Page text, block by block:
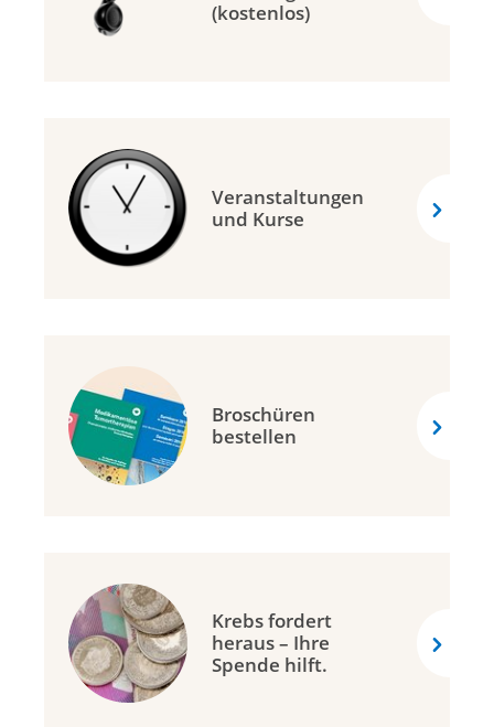
(kostenlos)
Veranstaltungen
und Kurse
Broschüren
bestellen
Krebs fordert
heraus – Ihre
Spende hilft.